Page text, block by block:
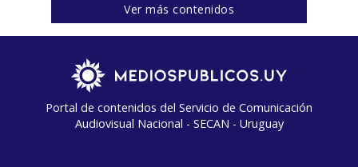
Ver más contenidos
Portal de contenidos del Servicio de Comunicación
Audiovisual Nacional - SECAN - Uruguay